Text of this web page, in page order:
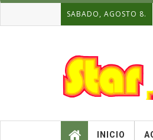
SABADO, AGOSTO 8.
INICIO